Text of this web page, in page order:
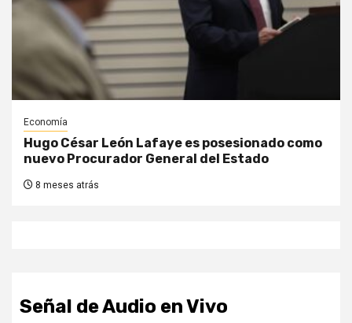
Economía
Hugo César León Lafaye es posesionado como
nuevo Procurador General del Estado
8 meses atrás
Señal de Audio en Vivo